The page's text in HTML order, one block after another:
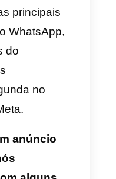
colegas,
Isso
oportunidades
e é lógico
em
nessa